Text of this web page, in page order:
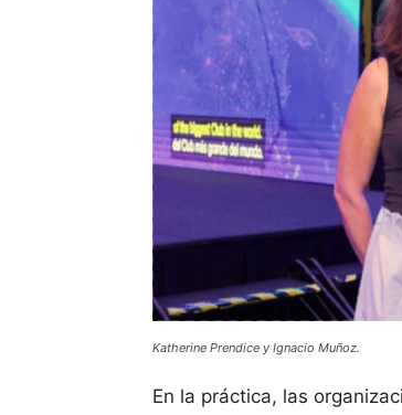
Katherine Prendice y Ignacio Muñoz.
En la práctica, las